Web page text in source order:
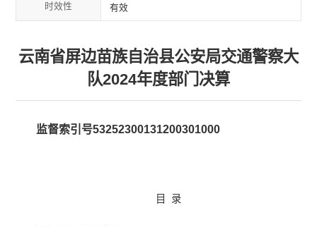
时效性 有效
云南省屏边苗族自治县公安局交通警察大
队2024年度部门决算
监督索引号53252300131200301000
目 录